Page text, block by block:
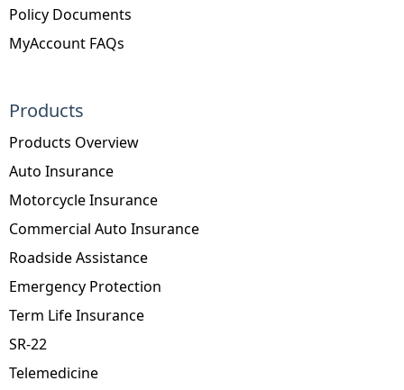
Products
Products Overview
Auto Insurance
Motorcycle Insurance
Commercial Auto Insurance
Roadside Assistance
Emergency Protection
Term Life Insurance
SR-22
Telemedicine
Policy Documents
MyAccount FAQs